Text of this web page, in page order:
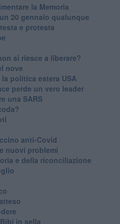
la Memoria
20 gennaio qualunque
e protesta
si riesce a liberare?
nove
politica estera USA
perde un vero leader
una SARS
anti-Covid
nuovi problemi
e della riconciliazione
in sella